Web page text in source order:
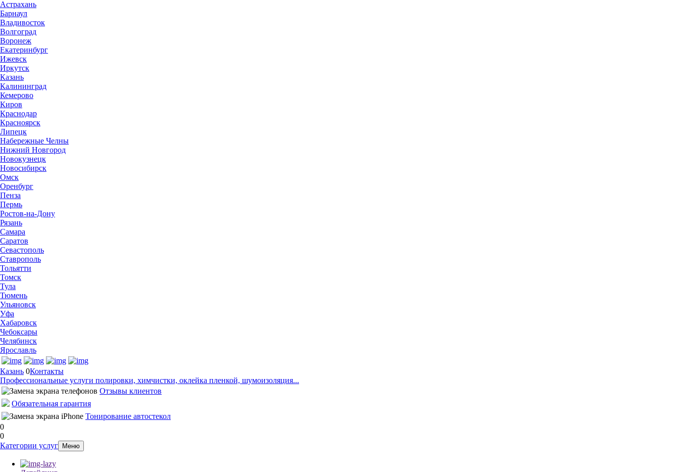
Астрахань
Барнаул
Владивосток
Волгоград
Воронеж
Екатеринбург
Ижевск
Иркутск
Казань
Калининград
Кемерово
Киров
Краснодар
Красноярск
Липецк
Набережные Челны
Нижний Новгород
Новокузнецк
Новосибирск
Омск
Оренбург
Пенза
Пермь
Ростов-на-Дону
Рязань
Самара
Саратов
Севастополь
Ставрополь
Тольятти
Томск
Тула
Тюмень
Ульяновск
Уфа
Хабаровск
Чебоксары
Челябинск
Ярославль
Казань 0Контакты
Профессиональные услуги полировки, химчистки, оклейка пленкой, шумоизоляция...
Отзывы клиентов
Обязательная гарантия
Тонирование автостекол
0
0
Категории услуг
Меню